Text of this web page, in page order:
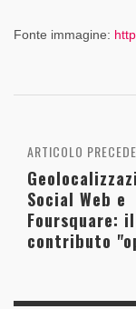
Fonte immagine:
ARTICOLO
Social Web e
Foursquare:
contributo